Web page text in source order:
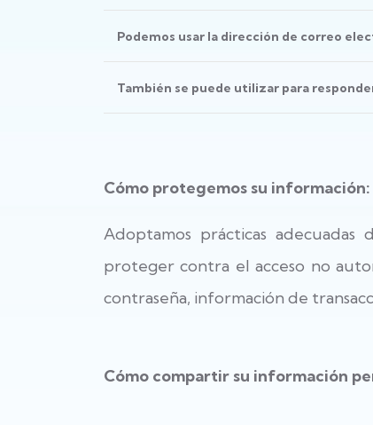
Podemos usar la dirección de correo
También se puede utilizar para
Cómo protegemos su información:
Adoptamos prácticas
proteger contra el acceso no
contraseña, información de
Cómo compartir su información